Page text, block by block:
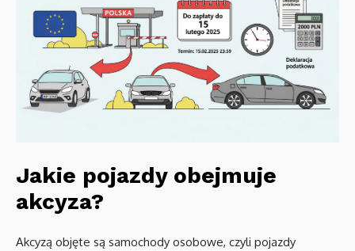
Jakie pojazdy obejmuje
akcyza?
Akcyzą objęte są samochody osobowe, czyli pojazdy